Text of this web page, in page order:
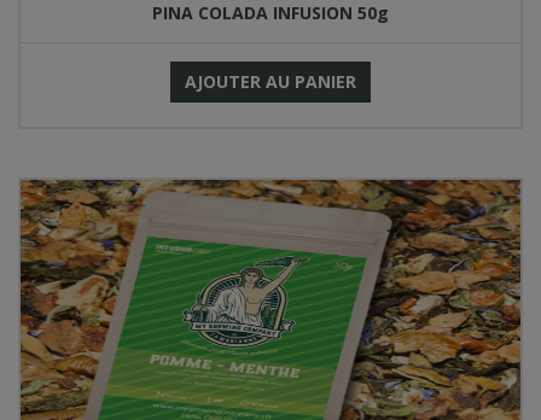
PINA COLADA INFUSION 50g
AJOUTER AU PANIER